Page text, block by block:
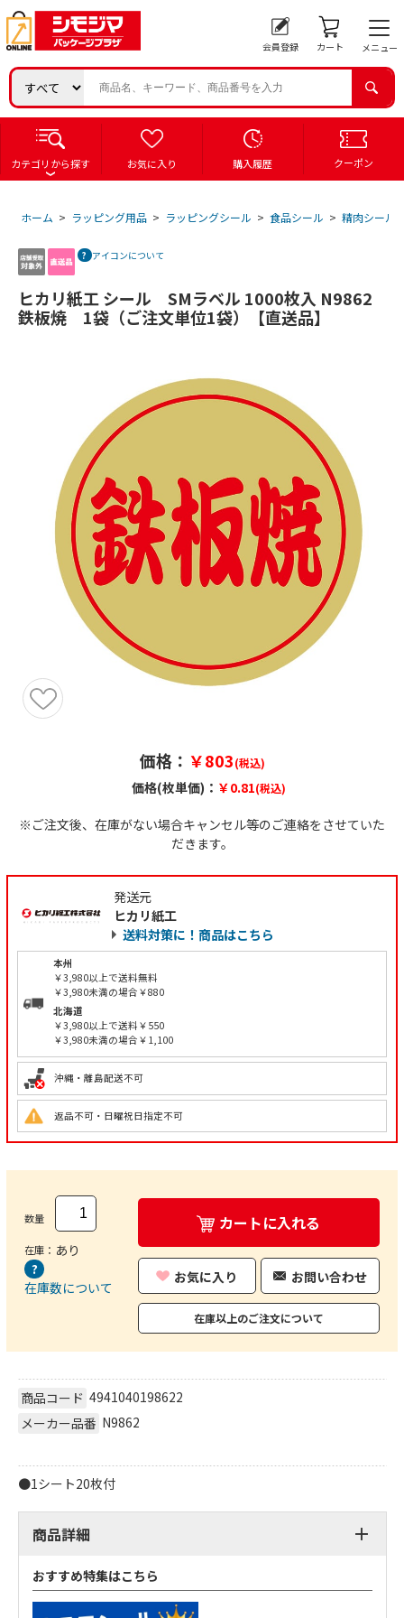
会員登録 カート メニュー
カテゴリから探す お気に入り 購入履歴 クーポン
ホーム > ラッピング用品 > ラッピングシール > 食品シール > 精肉シール
アイコンについて
ヒカリ紙工 シール SMラベル 1000枚入 N9862
鉄板焼 1袋（ご注文単位1袋）【直送品】
価格： ￥803(税込)
価格(枚単価)： ￥0.81(税込)
※ご注文後、在庫がない場合キャンセル等のご連絡をさせていた
だきます。
発送元
ヒカリ紙工
送料対策に！商品はこちら
本州
￥3,980以上で送料無料
￥3,980未満の場合￥880
北海道
￥3,980以上で送料￥550
￥3,980未満の場合￥1,100
沖縄・離島配送不可
返品不可・日曜祝日指定不可
数量
在庫： あり
在庫数について
カートに入れる
お気に入り お問い合わせ
在庫以上のご注文について
商品コード 4941040198622
メーカー品番 N9862
●1シート20枚付
商品詳細
おすすめ特集はこちら